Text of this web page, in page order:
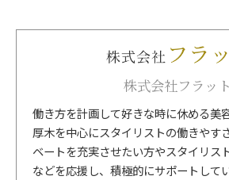
株式会社フラット
働き方を計画して好きな時に休める美
厚木を中心にスタイリストの働きやす
ベートを充実させたい方やスタイリス
などを応援し、積極的にサポートしてい